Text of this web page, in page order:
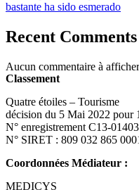
bastante ha sido esmerado
Recent Comments
Aucun commentaire à
Classement
Quatre étoiles – Tourisme
décision du 5 Mai 2022 pour
N° enregistrement C13-
N° SIRET : 809 032 865
Coordonnées Médiateur :
MEDICYS